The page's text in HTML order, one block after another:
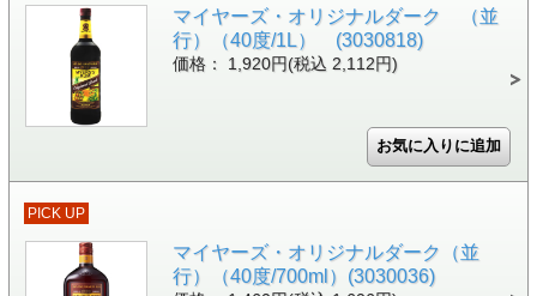
マイヤーズ・オリジナルダーク （並
行）（40度/1L） (3030818)
価格： 1,920円(税込 2,112円)
PICK UP
マイヤーズ・オリジナルダーク（並
行）（40度/700ml）(3030036)